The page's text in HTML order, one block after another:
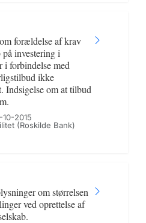
forældelse af krav
investering i
i forbindelse med
ikke
Indsigelse om at tilbud
10-2015
(Roskilde Bank)
om størrelsen
ved oprettelse af